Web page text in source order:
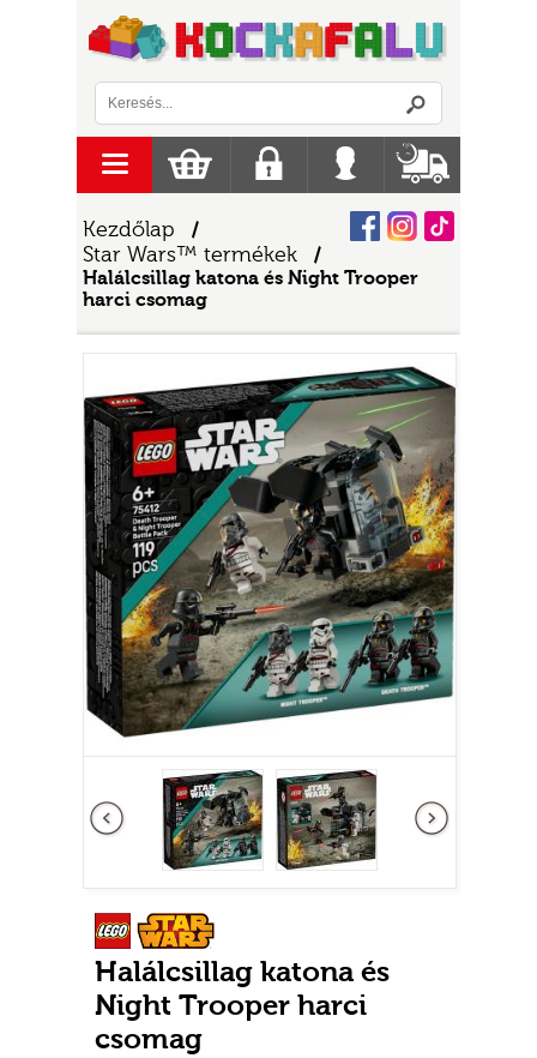
Kezdőlap /
Star Wars™ termékek
/
Halálcsillag katona és Night Trooper
harci csomag
Halálcsillag katona és
Night Trooper harci
csomag